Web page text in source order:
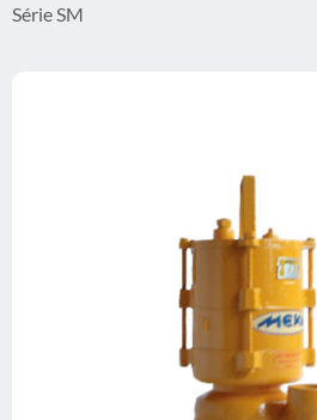
Série SM